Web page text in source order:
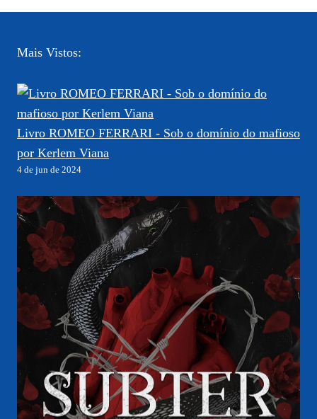
Mais Vistos:
Livro ROMEO FERRARI - Sob o domínio do mafioso
por Kerlem Viana
4 de jun de 2024